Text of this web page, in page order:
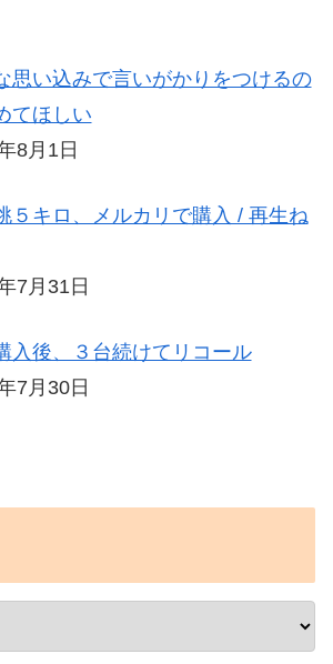
思い込みで言いがかりをつけるの
てほしい
8月1日
５キロ、メルカリで購入 / 再生ね
7月31日
入後、３台続けてリコール
7月30日